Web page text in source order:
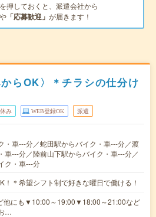
押しておくと、派遣会社から
や 「応募歓迎」 が届きます！
からOK〉＊チラシの仕分け
み WEB登録OK 派遣
・車---分／蛇田駅からバイク・車---分／渡
車---分／陸前山下駅からバイク・車---分／
ク・車---分
！＊希望シフト制で好きな曜日で働ける！
他にも▼10:00～19:00▼18:00～21:00など
…